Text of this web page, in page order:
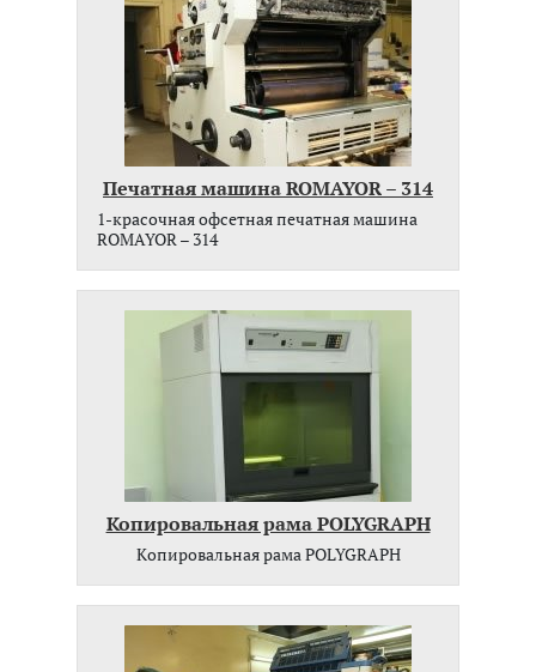
Печатная машина ROMAYOR – 314
1-красочная офсетная печатная машина
ROMAYOR – 314
Копировальная рама POLYGRAPH
Копировальная рама POLYGRAPH